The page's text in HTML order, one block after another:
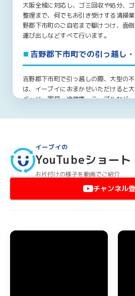
大阪全域に対応し、ゴミ回収や処分、
整理まで、何でもお引き受けする清掃
野郡下市町のご自宅まで駆けつけ、面
運び出しなどすべて行います。
吉野郡下市町での引っ越し
吉野郡下市町で引っ越しの際、大型の
は、イーブイにおまかせいただけると
ベッド、家具、冷蔵庫、テーブルなど
野郡下市町からの転居でこれらの処分
どんなに大きな家具や重いものでも、
び出します。吉野郡下市町のマンション
ような大型家具は、ベランダからクレー
ます。また、エレベーターがないマンシ
でも、階段から運び出しますのでご安心
イーブイの
YouTubeショート
お片付けの様子を動画でご紹介
チャンネル